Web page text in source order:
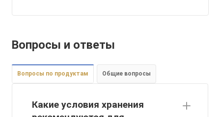
Вопросы и ответы
Вопросы по продуктам Общие вопросы
Какие условия хранения